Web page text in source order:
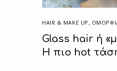
HAIR & MAKE UP ,
Glass hair ή
Η πιο hot